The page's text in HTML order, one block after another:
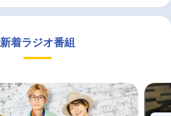
新着ラジオ番組